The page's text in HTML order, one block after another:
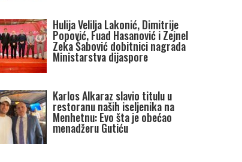
Hulija Velilja Lakonić, Dimitrije
Popović, Fuad Hasanović i Zejnel
Zeka Šabović dobitnici nagrada
Ministarstva dijaspore
Karlos Alkaraz slavio titulu u
restoranu naših iseljenika na
Menhetnu: Evo šta je obećao
menadžeru Gutiću